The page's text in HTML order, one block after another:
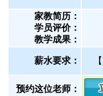
家教简历：
学员评价：
教学成果：
薪水要求： 【
预约这位老师：